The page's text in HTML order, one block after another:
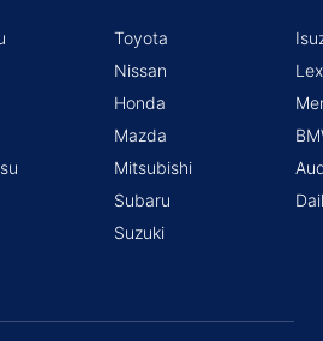
Toyota
Nissan
Honda
Mazda
Mitsubishi
Subaru
Suzuki